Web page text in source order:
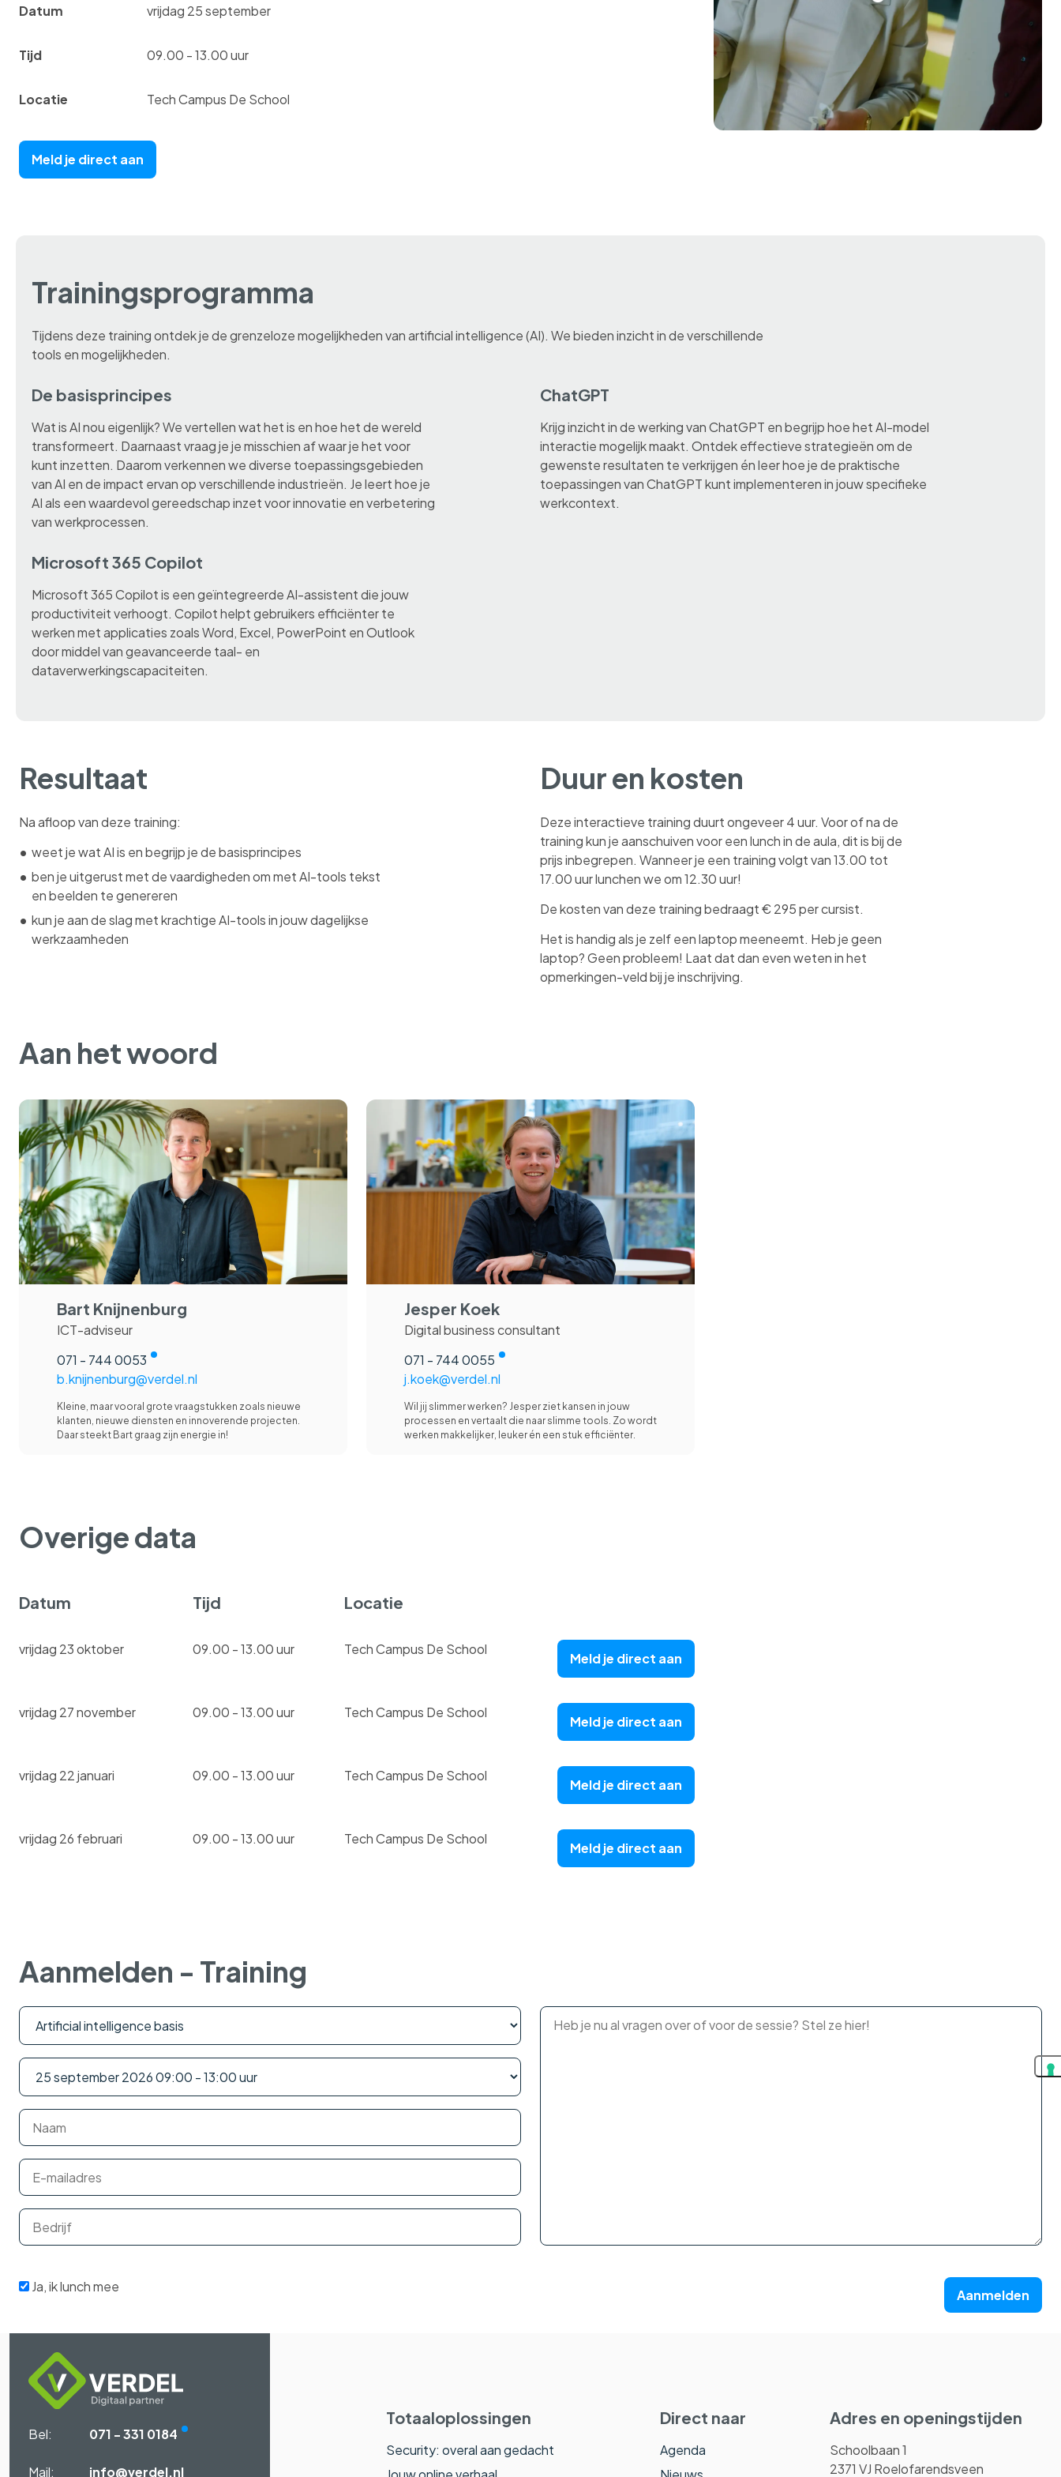
Datum vrijdag 25 september
Tijd 09.00 - 13.00 uur
Locatie Tech Campus De School
Meld je direct aan
Trainingsprogramma
Tijdens deze training ontdek je de grenzeloze mogelijkheden van artificial intelligence (AI). We bieden inzicht in de verschillende
tools en mogelijkheden.
De basisprincipes
Wat is AI nou eigenlijk? We vertellen wat het is en hoe het de wereld
transformeert. Daarnaast vraag je je misschien af waar je het voor
kunt inzetten. Daarom verkennen we diverse toepassingsgebieden
van AI en de impact ervan op verschillende industrieën. Je leert hoe je
AI als een waardevol gereedschap inzet voor innovatie en verbetering
van werkprocessen.
ChatGPT
Krijg inzicht in de werking van ChatGPT en begrijp hoe het AI-model
interactie mogelijk maakt. Ontdek effectieve strategieën om de
gewenste resultaten te verkrijgen én leer hoe je de praktische
toepassingen van ChatGPT kunt implementeren in jouw specifieke
werkcontext.
Microsoft 365 Copilot
Microsoft 365 Copilot is een geïntegreerde AI-assistent die jouw
productiviteit verhoogt. Copilot helpt gebruikers efficiënter te
werken met applicaties zoals Word, Excel, PowerPoint en Outlook
door middel van geavanceerde taal- en
dataverwerkingscapaciteiten.
Resultaat
Na afloop van deze training:
weet je wat AI is en begrijp je de basisprincipes
ben je uitgerust met de vaardigheden om met AI-tools tekst
en beelden te genereren
kun je aan de slag met krachtige AI-tools in jouw dagelijkse
werkzaamheden
Duur en kosten
Deze interactieve training duurt ongeveer 4 uur. Voor of na de
training kun je aanschuiven voor een lunch in de aula, dit is bij de
prijs inbegrepen. Wanneer je een training volgt van 13.00 tot
17.00 uur lunchen we om 12.30 uur!
De kosten van deze training bedraagt € 295 per cursist.
Het is handig als je zelf een laptop meeneemt. Heb je geen
laptop? Geen probleem! Laat dat dan even weten in het
opmerkingen-veld bij je inschrijving.
Aan het woord
Bart Knijnenburg
ICT-adviseur
071 - 744 0053
b.knijnenburg@verdel.nl
Kleine, maar vooral grote vraagstukken zoals nieuwe
klanten, nieuwe diensten en innoverende projecten.
Daar steekt Bart graag zijn energie in!
Jesper Koek
Digital business consultant
071 - 744 0055
j.koek@verdel.nl
Wil jij slimmer werken? Jesper ziet kansen in jouw
processen en vertaalt die naar slimme tools. Zo wordt
werken makkelijker, leuker én een stuk efficiënter.
Overige data
Datum Tijd Locatie
vrijdag 23 oktober 09.00 - 13.00 uur Tech Campus De School
Meld je direct aan
vrijdag 27 november 09.00 - 13.00 uur Tech Campus De School
Meld je direct aan
vrijdag 22 januari 09.00 - 13.00 uur Tech Campus De School
Meld je direct aan
vrijdag 26 februari 09.00 - 13.00 uur Tech Campus De School
Meld je direct aan
Aanmelden - Training
Ja, ik lunch mee
Aanmelden
Bel: 071 - 331 0184
Mail: info@verdel.nl
Totaaloplossingen
Security: overal aan gedacht
Direct naar
Agenda
Adres en openingstijden
Schoolbaan 1
2371 VJ Roelofarendsveen